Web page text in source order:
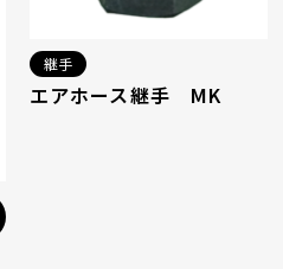
継手
エアホース継手 MK